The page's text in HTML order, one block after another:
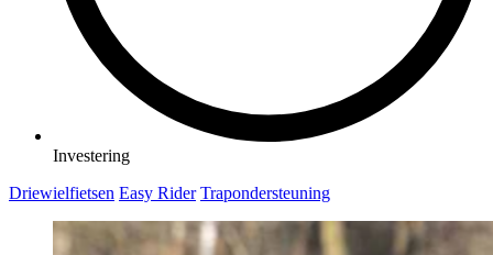
Investering
Driewielfietsen Easy Rider Trapondersteuning